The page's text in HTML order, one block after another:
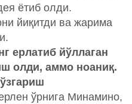
ётиб олди.
йиқитди ва жарима
ерлатиб йўллаган
олди, аммо ноаниқ.
ўрнига Минамино,